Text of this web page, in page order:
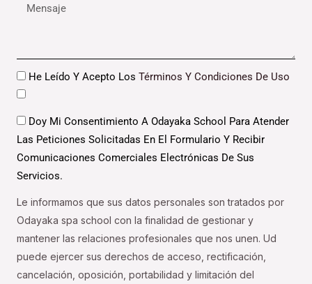
Mensaje
DatosHe Leído Y Acepto Los Términos Y Condiciones De Uso
DatosDoy Mi Consentimiento A Odayaka School Para Atender
Las Peticiones Solicitadas En El Formulario Y Recibir
Comunicaciones Comerciales Electrónicas De Sus
Servicios.
Le informamos que sus datos personales son tratados por
Odayaka spa school con la finalidad de gestionar y
mantener las relaciones profesionales que nos unen. Ud
puede ejercer sus derechos de acceso, rectificación,
cancelación, oposición, portabilidad y limitación del